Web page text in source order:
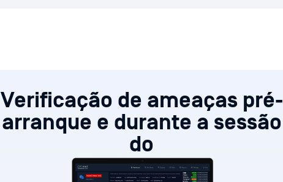
Verificação de ameaças pré-
arranque e durante a sessão
do